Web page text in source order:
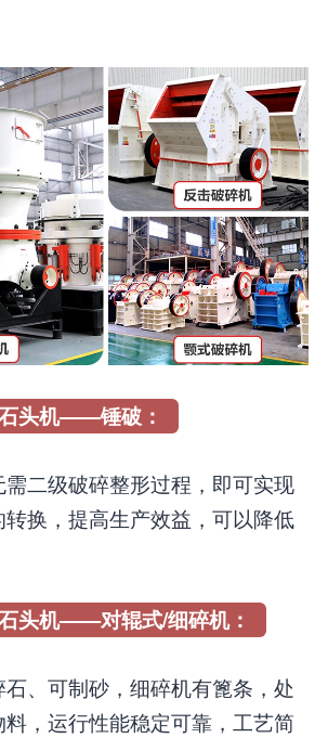
头机——锤破：
二级破碎整形过程，即可实现
换，提高生产效益，可以降低
头机——对辊式/细碎机：
、可制砂，细碎机有篦条，处
，运行性能稳定可靠，工艺简